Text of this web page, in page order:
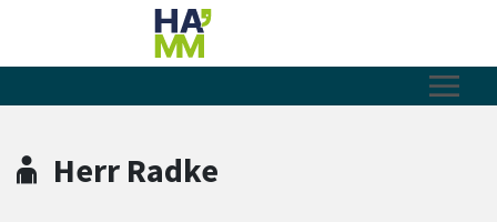
Zum Header
Zum Hauptinhalt
Zum Footer
Zum Hauptinhalt springen
Herr Radke